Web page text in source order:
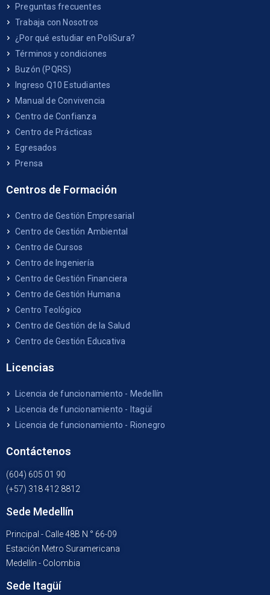
Preguntas frecuentes
Trabaja con Nosotros
¿Por qué estudiar en PoliSura?
Términos y condiciones
Buzón (PQRS)
Ingreso Q10 Estudiantes
Manual de Convivencia
Centro de Confianza
Centro de Prácticas
Egresados
Prensa
Centros de Formación
Centro de Gestión Empresarial
Centro de Gestión Ambiental
Centro de Cursos
Centro de Ingeniería
Centro de Gestión Financiera
Centro de Gestión Humana
Centro Teológico
Centro de Gestión de la Salud
Centro de Gestión Educativa
Licencias
Licencia de funcionamiento - Medellín
Licencia de funcionamiento - Itagüí
Licencia de funcionamiento - Rionegro
Contáctenos
(604) 605 01 90
(+57) 318 412 8812
Sede Medellín
Principal - Calle 48B N ° 66-09
Estación Metro Suramericana
Medellín - Colombia
Sede Itagüí